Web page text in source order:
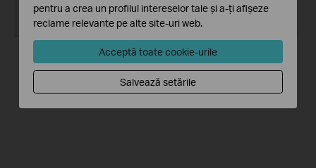
How to set up a TP-
Extender(No music)
How to set up a TP-
Link Range Extender
pentru a crea un profilul intereselor tale și a-ți afișeze
reclame relevante pe alte site-uri web.
Acceptă toate cookie-urile
Salvează setările